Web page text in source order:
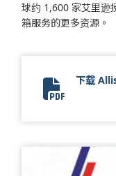
球约 1,600 家艾里逊
箱服务的更多资源。
14155-001 -
下载